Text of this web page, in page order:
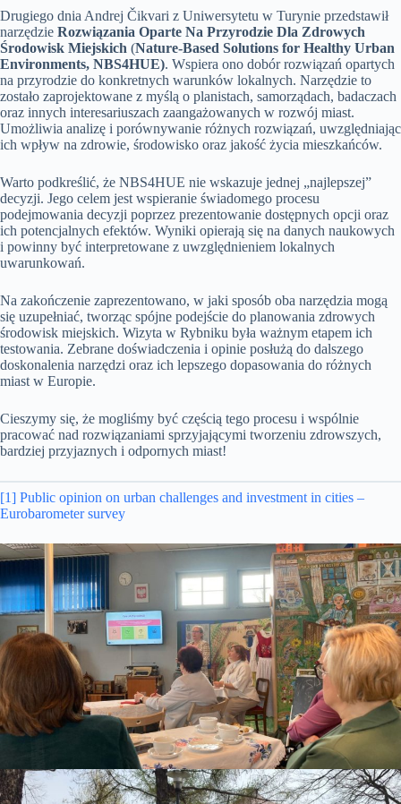
Drugiego dnia Andrej Čikvari z Uniwersytetu w Turynie przedstawił
narzędzie Rozwiązania Oparte Na Przyrodzie Dla Zdrowych
Środowisk Miejskich (Nature-Based Solutions for Healthy Urban
Environments, NBS4HUE). Wspiera ono dobór rozwiązań opartych
na przyrodzie do konkretnych warunków lokalnych. Narzędzie to
zostało zaprojektowane z myślą o planistach, samorządach, badaczach
oraz innych interesariuszach zaangażowanych w rozwój miast.
Umożliwia analizę i porównywanie różnych rozwiązań, uwzględniając
ich wpływ na zdrowie, środowisko oraz jakość życia mieszkańców.
Warto podkreślić, że NBS4HUE nie wskazuje jednej „najlepszej”
decyzji. Jego celem jest wspieranie świadomego procesu
podejmowania decyzji poprzez prezentowanie dostępnych opcji oraz
ich potencjalnych efektów. Wyniki opierają się na danych naukowych
i powinny być interpretowane z uwzględnieniem lokalnych
uwarunkowań.
Na zakończenie zaprezentowano, w jaki sposób oba narzędzia mogą
się uzupełniać, tworząc spójne podejście do planowania zdrowych
środowisk miejskich. Wizyta w Rybniku była ważnym etapem ich
testowania. Zebrane doświadczenia i opinie posłużą do dalszego
doskonalenia narzędzi oraz ich lepszego dopasowania do różnych
miast w Europie.
Cieszymy się, że mogliśmy być częścią tego procesu i wspólnie
pracować nad rozwiązaniami sprzyjającymi tworzeniu zdrowszych,
bardziej przyjaznych i odpornych miast!
[1] Public opinion on urban challenges and investment in cities –
Eurobarometer survey